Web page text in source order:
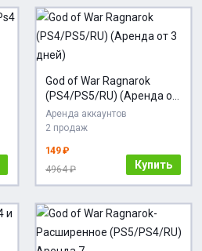
God of War Ragnarok
(PS4/PS5/RU) (Аренда от
3 дней)
Аренда аккаунтов
2 продаж
149 ₽
4964 ₽
Купить